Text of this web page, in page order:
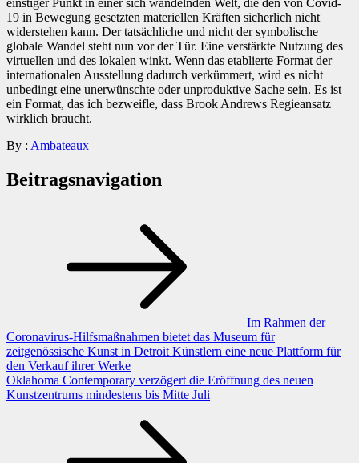
19 in Bewegung gesetzten materiellen Kräften sicherlich nicht
widerstehen kann. Der tatsächliche und nicht der symbolische
globale Wandel steht nun vor der Tür. Eine verstärkte Nutzung des
virtuellen und des lokalen winkt. Wenn das etablierte Format der
internationalen Ausstellung dadurch verkümmert, wird es nicht
unbedingt eine unerwünschte oder unproduktive Sache sein. Es ist
ein Format, das ich bezweifle, dass Brook Andrews Regieansatz
wirklich braucht.
By : Ambateaux
Beitragsnavigation
Im Rahmen der
Coronavirus-Hilfsmaßnahmen bietet das Museum für
zeitgenössische Kunst in Detroit Künstlern eine neue Plattform für
den Verkauf ihrer Werke
Oklahoma Contemporary verzögert die Eröffnung des neuen
Kunstzentrums mindestens bis Mitte Juli